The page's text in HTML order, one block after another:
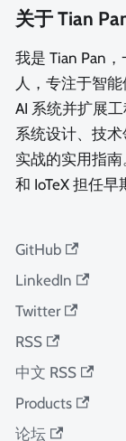
关于 Tian
我是 Tian Pan
人，专注于智
AI 系统并扩展
系统设计、技
实战的实用指南
和 IoTeX 担任早
GitHub
LinkedIn
Twitter
RSS
中文 RSS
Products
论坛